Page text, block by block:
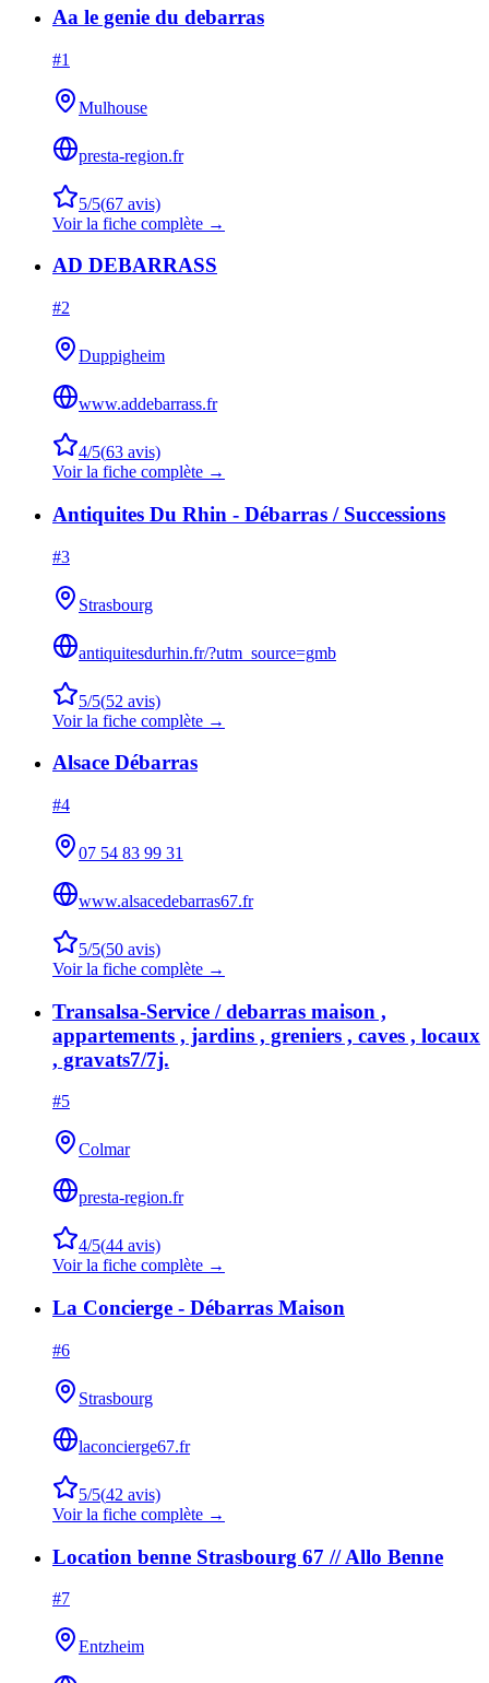
Aa le genie du debarras
#1
Mulhouse
presta-region.fr
5/5(67 avis)
Voir la fiche complète →
AD DEBARRASS
#2
Duppigheim
www.addebarrass.fr
4/5(63 avis)
Voir la fiche complète →
Antiquites Du Rhin - Débarras / Successions
#3
Strasbourg
antiquitesdurhin.fr/?utm_source=gmb
5/5(52 avis)
Voir la fiche complète →
Alsace Débarras
#4
07 54 83 99 31
www.alsacedebarras67.fr
5/5(50 avis)
Voir la fiche complète →
Transalsa-Service / debarras maison ,
appartements , jardins , greniers , caves , locaux
, gravats7/7j.
#5
Colmar
presta-region.fr
4/5(44 avis)
Voir la fiche complète →
La Concierge - Débarras Maison
#6
Strasbourg
laconcierge67.fr
5/5(42 avis)
Voir la fiche complète →
Location benne Strasbourg 67 // Allo Benne
#7
Entzheim